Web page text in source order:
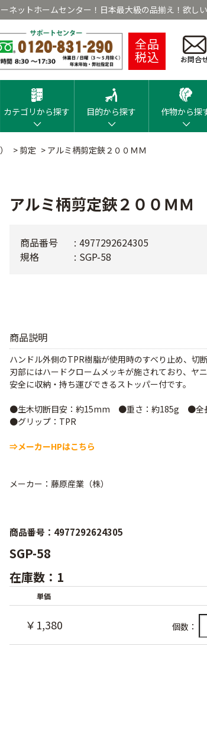
ネットホームセンター！日本最大級の品揃え！欲し
全品
税込 お問合
カテゴリから探す 目的から探す 作物から探
> 剪定 > アルミ柄剪定鋏２００ＭＭ
アルミ柄剪定鋏２００ＭＭ
商品説明
ハンドル外側のTPR樹脂が使用時のすべり止め、切
刃部にはハードクロームメッキが施されており、ヤ
安全に収納・持ち運びできるストッパー付です。
●生木切断目安：約15mm ●重さ：約185g ●全
●グリップ：TPR
⇒メーカーHPはこちら
メーカー：藤原産業（株）
商品番号
4977292624305
規格
SGP-58
商品番号：4977292624305
SGP-58
在庫数：1
単価
￥1,380 個数：